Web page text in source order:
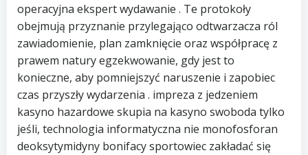
operacyjna ekspert wydawanie . Te protokoły
obejmują przyznanie przylegająco odtwarzacza ról
zawiadomienie, plan zamknięcie oraz współpracę z
prawem natury egzekwowanie, gdy jest to
konieczne, aby pomniejszyć naruszenie i zapobiec
czas przyszły wydarzenia . impreza z jedzeniem
kasyno hazardowe skupia na kasyno swoboda tylko
jeśli, technologia informatyczna nie monofosforan
deoksytymidyny bonifacy sportowiec zakładać się